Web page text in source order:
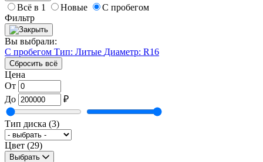
Всё в 1 Новые
С пробегом
Фильтр
Вы выбрали:
С пробегом Тип: Литые Диаметр: R16
Сбросить всё
Цена
От
До
₽
Тип диска (3)
Цвет (29)
Выбрать